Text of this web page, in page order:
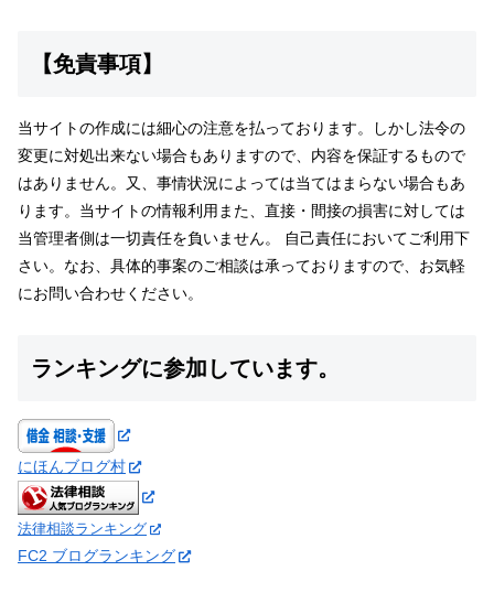
【免責事項】
当サイトの作成には細心の注意を払っております。しかし法令の
変更に対処出来ない場合もありますので、内容を保証するもので
はありません。又、事情状況によっては当てはまらない場合もあ
ります。当サイトの情報利用また、直接・間接の損害に対しては
当管理者側は一切責任を負いません。 自己責任においてご利用下
さい。なお、具体的事案のご相談は承っておりますので、お気軽
にお問い合わせください。
ランキングに参加しています。
にほんブログ村
法律相談ランキング
FC2 ブログランキング